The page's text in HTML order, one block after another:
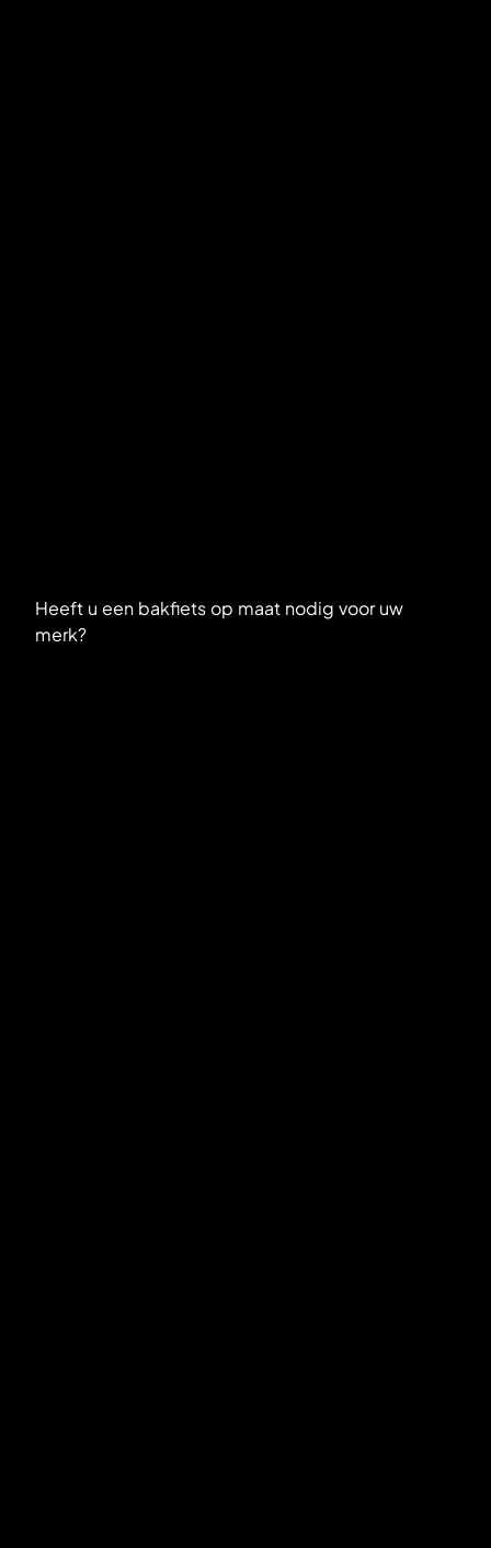
Heeft u een bakfiets op maat nodig voor uw
merk?